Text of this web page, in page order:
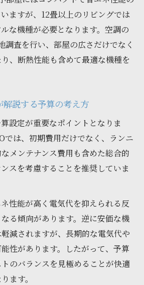
ますが、12畳以上のリビングでは
な機種が必要となります。空調の
調査を行い、部屋の広さだけでなく
、断熱性能も含めて最適な機種を
説する予算の考え方
設定が重要なポイントとなりま
では、初期費用だけでなく、ランニ
メンテナンス費用も含めた総合的
スを考慮することを推奨していま
性能が高く電気代を抑えられる反
る傾向があります。逆に安価な機
減されますが、長期的な電気代や
性があります。したがって、予算
のバランスを見極めることが快適
ます。